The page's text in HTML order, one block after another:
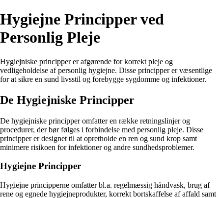
Hygiejne Principper ved
Personlig Pleje
Hygiejniske principper er afgørende for korrekt pleje og
vedligeholdelse af personlig hygiejne. Disse principper er væsentlige
for at sikre en sund livsstil og forebygge sygdomme og infektioner.
De Hygiejniske Principper
De hygiejniske principper omfatter en række retningslinjer og
procedurer, der bør følges i forbindelse med personlig pleje. Disse
principper er designet til at opretholde en ren og sund krop samt
minimere risikoen for infektioner og andre sundhedsproblemer.
Hygiejne Principper
Hygiejne principperne omfatter bl.a. regelmæssig håndvask, brug af
rene og egnede hygiejneprodukter, korrekt bortskaffelse af affald samt